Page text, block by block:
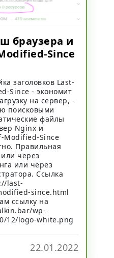
браузера и
Since
заголовков Last-
Since - экономит
на сервер, -
поисковыми
файлы
Nginx и
Modified-Since
Правильная
или через
или через
Ссылка
last-
since.html
ссылку на
wp-
12/logo-white.png
22.01.2022